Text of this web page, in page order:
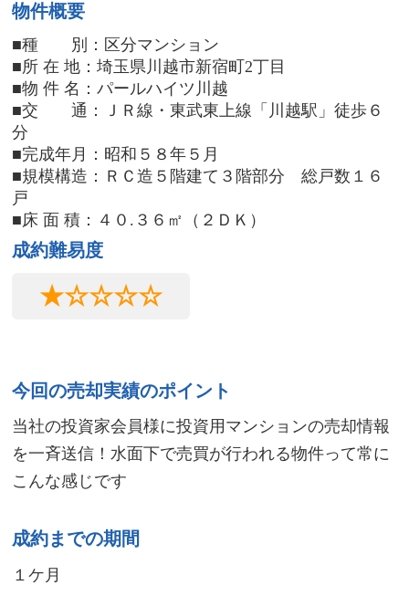
物件概要
■種 別：区分マンション
■所 在 地：埼玉県川越市新宿町2丁目
■物 件 名：パールハイツ川越
■交 通：ＪＲ線・東武東上線「川越駅」徒歩６
分
■完成年月：昭和５８年５月
■規模構造：ＲＣ造５階建て３階部分 総戸数１６
戸
■床 面 積：４０.３６㎡（２ＤＫ）
成約難易度
★☆☆☆☆
今回の売却実績のポイント
当社の投資家会員様に投資用マンションの売却情報
を一斉送信！水面下で売買が行われる物件って常に
こんな感じです
成約までの期間
１ケ月